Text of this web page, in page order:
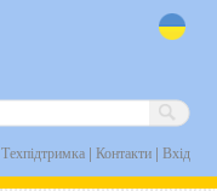
Техпідтримка| Контакти| Вхід